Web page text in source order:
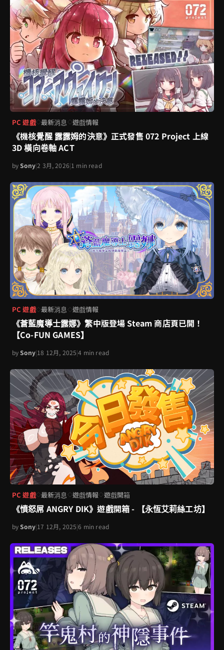
PC 遊戲◇最新消息◇遊戲情報
《機核覺醒 露露姆的決意》正式發售 072 Project 上線
3D 橫向卷軸 ACT
bySony|2 3月, 2026|1 min read
PC 遊戲◇最新消息◇遊戲情報
《蒼藍魔導士露娜》繁中版登場 Steam 商店頁已開！
【Co-FUN GAMES】
bySony|18 12月, 2025|4 min read
PC 遊戲◇最新消息◇遊戲情報◇遊戲開箱
《憤怒屌 ANGRY DIK》遊戲開箱 - 【永恆艾莉絲工坊】
bySony|17 12月, 2025|6 min read